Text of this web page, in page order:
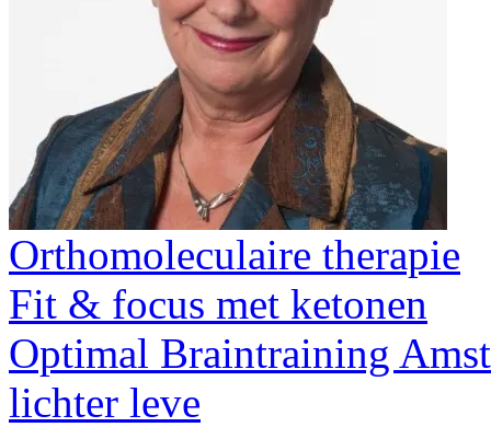
Orthomoleculaire therapie
Fit & focus met ketonen
Optimal Braintraining
lichter leve